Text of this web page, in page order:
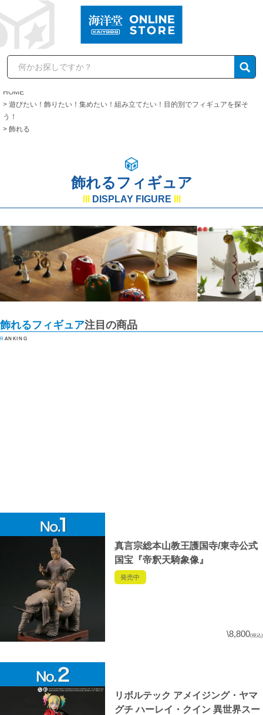
HOME
遊びたい！飾りたい！集めたい！組み立てたい！目的別でフィギュアを探そ
う！
飾れる
飾れるフィギュア
DISPLAY FIGURE
飾れるフィギュア注目の商品
RANKING
真言宗総本山教王護国寺/東寺公式
国宝『帝釈天騎象像』
発売中
\8,800(税込)
リボルテック アメイジング・ヤマ
グチ ハーレイ・クイン 異世界スー